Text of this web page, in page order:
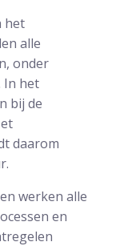
het
alle
onder
In het
bij de
daarom
werken alle
en